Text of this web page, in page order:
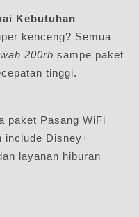
Kebutuhan
kenceng? Semua
200rb sampe paket
tinggi.
paket Pasang WiFi
include Disney+
layanan hiburan